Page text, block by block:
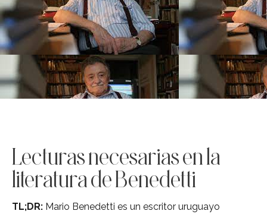
Lecturas necesarias en la
literatura de Benedetti
TL;DR: Mario Benedetti es un escritor uruguayo